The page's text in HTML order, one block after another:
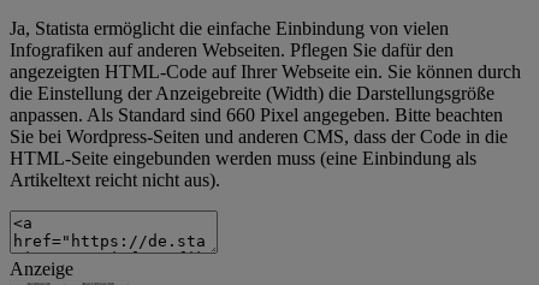
Ja, Statista ermöglicht die einfache Einbindung von vielen
Infografiken auf anderen Webseiten. Pflegen Sie dafür den
angezeigten HTML-Code auf Ihrer Webseite ein. Sie können durch
die Einstellung der Anzeigebreite (Width) die Darstellungsgröße
anpassen. Als Standard sind 660 Pixel angegeben. Bitte beachten
Sie bei Wordpress-Seiten und anderen CMS, dass der Code in die
HTML-Seite eingebunden werden muss (eine Einbindung als
Artikeltext reicht nicht aus).
Anzeige